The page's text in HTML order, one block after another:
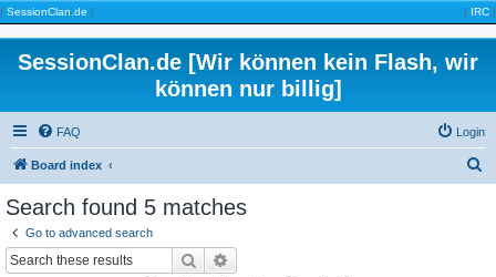
| SessionClan.de | | IRC |
SessionClan.de [Wir können kein Flash, wir
können nur billig]
FAQ Login
Board index
Search found 5 matches
Go to advanced search
Search